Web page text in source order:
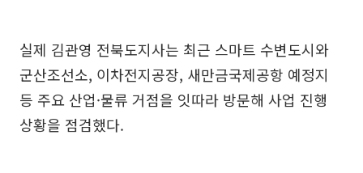
실제 김관영 전북도지사는 최근 스마트 수변도시와
군산조선소, 이차전지공장, 새만금국제공항 예정지
등 주요 산업·물류 거점을 잇따라 방문해 사업 진행
상황을 점검했다.